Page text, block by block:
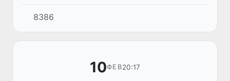
Мирзиёева с Президентом Азербайджанской
Республики Ильхамом Алиевым.
8386
10ФЕВ20:17